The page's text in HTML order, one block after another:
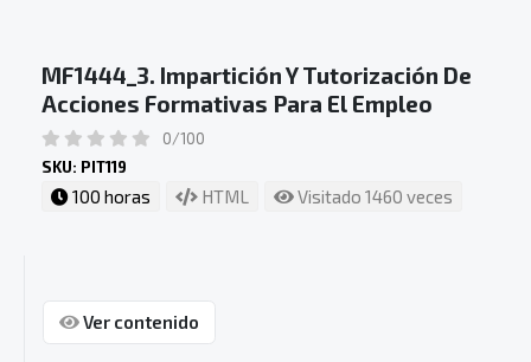
MF1444_3. Impartición Y Tutorización De
Acciones Formativas Para El Empleo
0/100
SKU: PIT119
100 horas HTML Visitado 1460 veces
Ver contenido